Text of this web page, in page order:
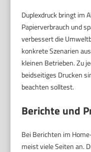
Duplexdruck bringt im
Papierverbrauch und
verbessert die
konkrete Szenarien
kleinen Betrieben. Zu
beidseitiges Drucken
beachten solltest.
Berichte und
Bei Berichten im
meist viele Seiten an.